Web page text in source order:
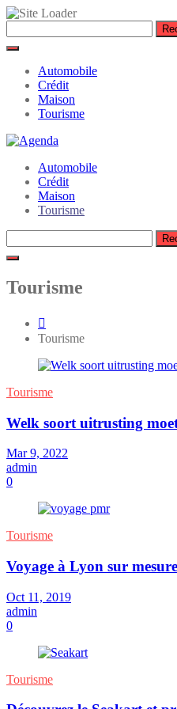
to
content
Automobile
Crédit
Maison
Tourisme
Automobile
Crédit
Maison
Tourisme
Tourisme
Tourisme
Tourisme
Welk soort uitrusting
Mar 9, 2022
admin
0
Tourisme
Voyage à Lyon sur
Oct 11, 2019
admin
0
Tourisme